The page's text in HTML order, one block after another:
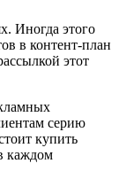
Иногда этого
в контент-план
этот
серию
купить
каждом